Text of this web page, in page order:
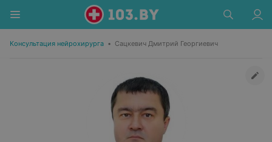
Консультация нейрохирурга • Сацкевич Дмитрий Георгиевич